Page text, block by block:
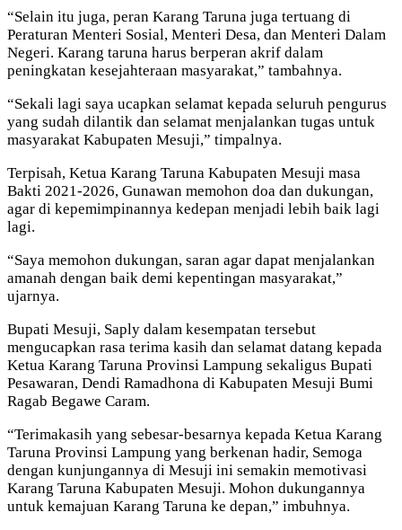
“Selain itu juga, peran Karang Taruna juga tertuang di
Peraturan Menteri Sosial, Menteri Desa, dan Menteri Dalam
Negeri. Karang taruna harus berperan akrif dalam
peningkatan kesejahteraan masyarakat,” tambahnya.
“Sekali lagi saya ucapkan selamat kepada seluruh pengurus
yang sudah dilantik dan selamat menjalankan tugas untuk
masyarakat Kabupaten Mesuji,” timpalnya.
Terpisah, Ketua Karang Taruna Kabupaten Mesuji masa
Bakti 2021-2026, Gunawan memohon doa dan dukungan,
agar di kepemimpinannya kedepan menjadi lebih baik lagi
lagi.
“Saya memohon dukungan, saran agar dapat menjalankan
amanah dengan baik demi kepentingan masyarakat,”
ujarnya.
Bupati Mesuji, Saply dalam kesempatan tersebut
mengucapkan rasa terima kasih dan selamat datang kepada
Ketua Karang Taruna Provinsi Lampung sekaligus Bupati
Pesawaran, Dendi Ramadhona di Kabupaten Mesuji Bumi
Ragab Begawe Caram.
“Terimakasih yang sebesar-besarnya kepada Ketua Karang
Taruna Provinsi Lampung yang berkenan hadir, Semoga
dengan kunjungannya di Mesuji ini semakin memotivasi
Karang Taruna Kabupaten Mesuji. Mohon dukungannya
untuk kemajuan Karang Taruna ke depan,” imbuhnya.